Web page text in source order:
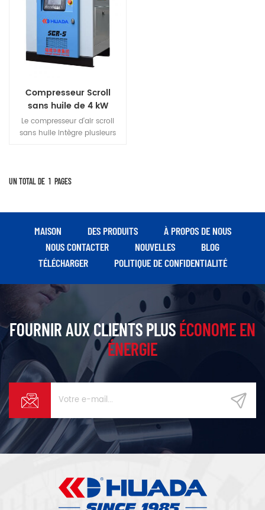
Compresseur Scroll
sans huile de 4 kW
Le compresseur d'air scroll
sans huile intègre plusieurs
par le contrôle libre à
fonctionnement, évitant ainsi
l'opération inutile, pour
UN TOTAL DE 1 PAGES
MAISON DES PRODUITS
À PROPOS DE NOUS
NOUS CONTACTER
NOUVELLES
BLOG
TÉLÉCHARGER
POLITIQUE DE CONFIDENTIALITÉ
FOURNIR AUX CLIENTS PLUSÉCONOME EN
ÉNERGIE